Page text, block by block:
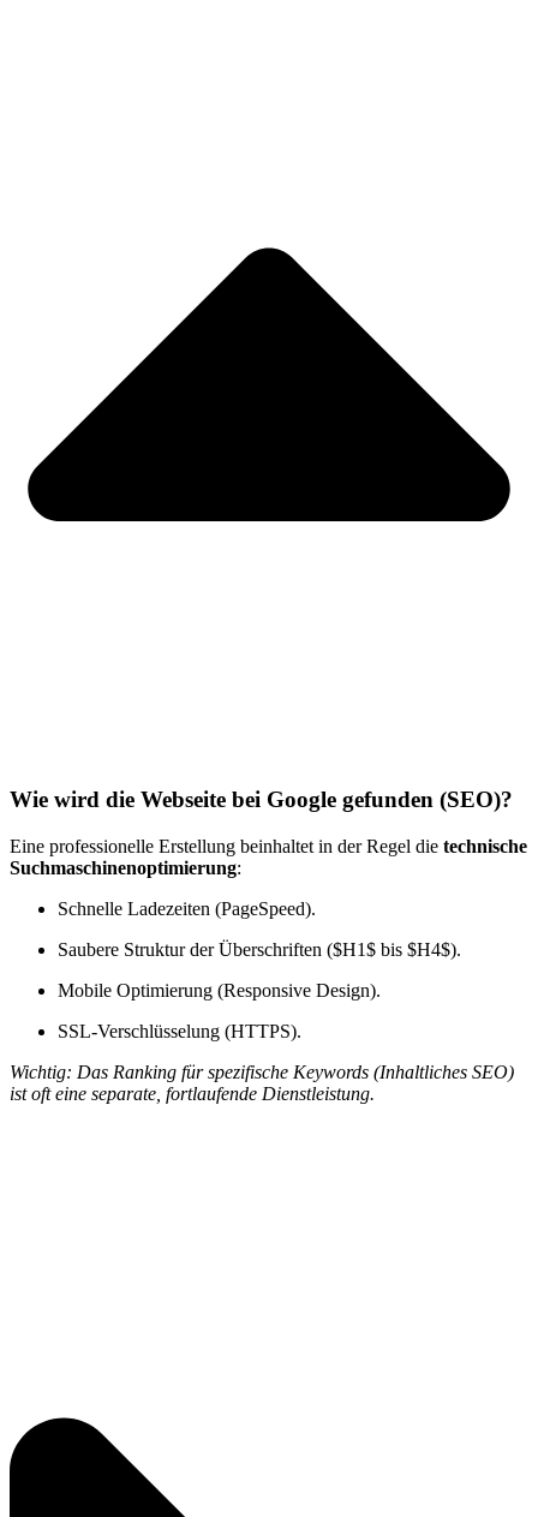
Wie wird die Webseite bei Google gefunden (SEO)?
Eine professionelle Erstellung beinhaltet in der Regel die technische
Suchmaschinenoptimierung:
Schnelle Ladezeiten (PageSpeed).
Saubere Struktur der Überschriften ($H1$ bis $H4$).
Mobile Optimierung (Responsive Design).
SSL-Verschlüsselung (HTTPS).
Wichtig: Das Ranking für spezifische Keywords (Inhaltliches SEO)
ist oft eine separate, fortlaufende Dienstleistung.